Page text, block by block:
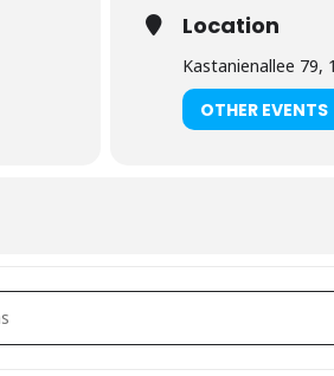
Location
Kastanienallee 79,
OTHER EVENTS
freedom", Yoga Shala Center